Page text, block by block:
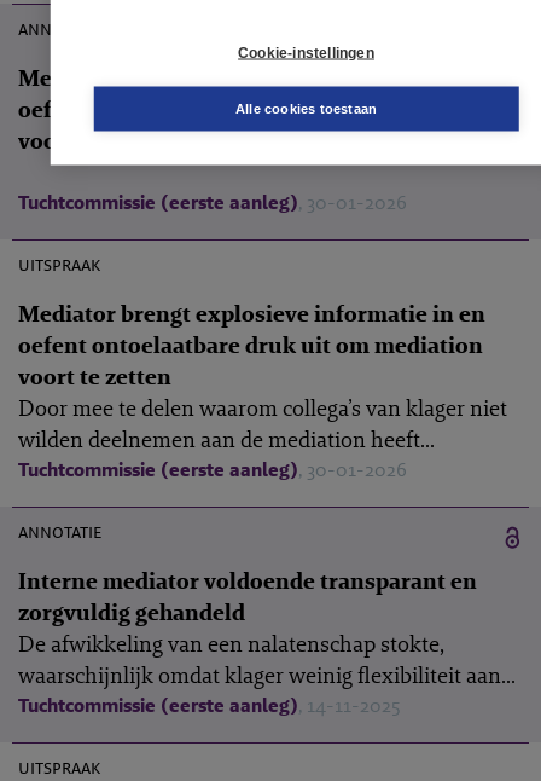
Cookie-instellingen
Alle cookies toestaan
annotatie
Mediator brengt explosieve informatie in en
oefent ontoelaatbare druk uit om mediation
voort te zetten
Tuchtcommissie (eerste aanleg), 30-01-2026
uitspraak
Mediator brengt explosieve informatie in en
oefent ontoelaatbare druk uit om mediation
voort te zetten
Door mee te delen waarom collega’s van klager niet
wilden deelnemen aan de mediation heeft...
Tuchtcommissie (eerste aanleg), 30-01-2026
annotatie
Interne mediator voldoende transparant en
zorgvuldig gehandeld
De afwikkeling van een nalatenschap stokte,
waarschijnlijk omdat klager weinig flexibiliteit aan...
Tuchtcommissie (eerste aanleg), 14-11-2025
uitspraak